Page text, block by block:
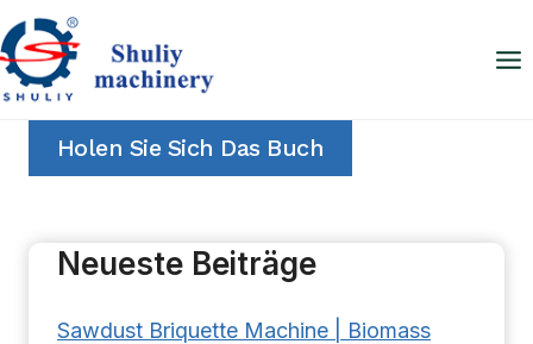
Zum
Inhalt
springen
Holen Sie Sich Das Buch
Neueste Beiträge
Sawdust Briquette Machine | Biomass